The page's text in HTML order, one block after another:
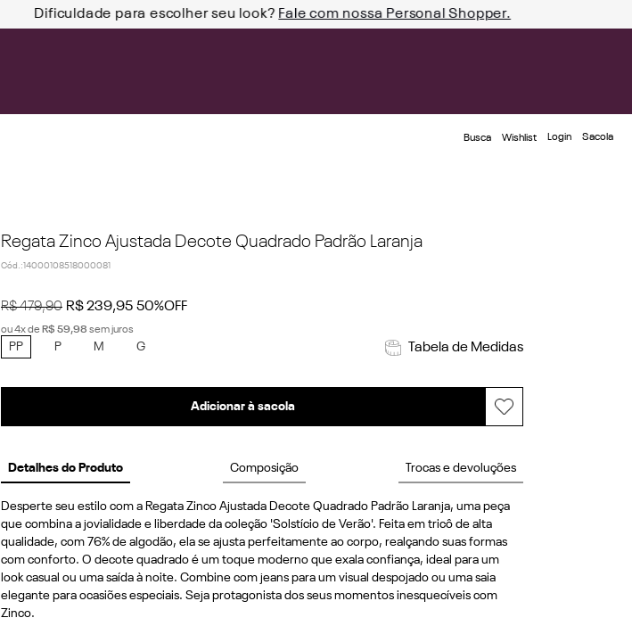
Dificuldade para escolher seu look? Fale com nossa Personal Shopper.
Busca Wishlist Login
Regata Zinco Ajustada Decote Quadrado Padrão Laranja
Cód. :14000108518000081
R$ 479,90 R$239,95 50%OFF
ou4x de R$ 59,98 sem juros
PP P M G Tabela de Medidas
Adicionar à sacola
Detalhes do Produto Composição Trocas e devoluções
Desperte seu estilo com a Regata Zinco Ajustada Decote Quadrado Padrão Laranja, uma peça
que combina a jovialidade e liberdade da coleção 'Solstício de Verão'. Feita em tricô de alta
qualidade, com 76% de algodão, ela se ajusta perfeitamente ao corpo, realçando suas formas
com conforto. O decote quadrado é um toque moderno que exala confiança, ideal para um
look casual ou uma saída à noite. Combine com jeans para um visual despojado ou uma saia
elegante para ocasiões especiais. Seja protagonista dos seus momentos inesquecíveis com
Zinco.